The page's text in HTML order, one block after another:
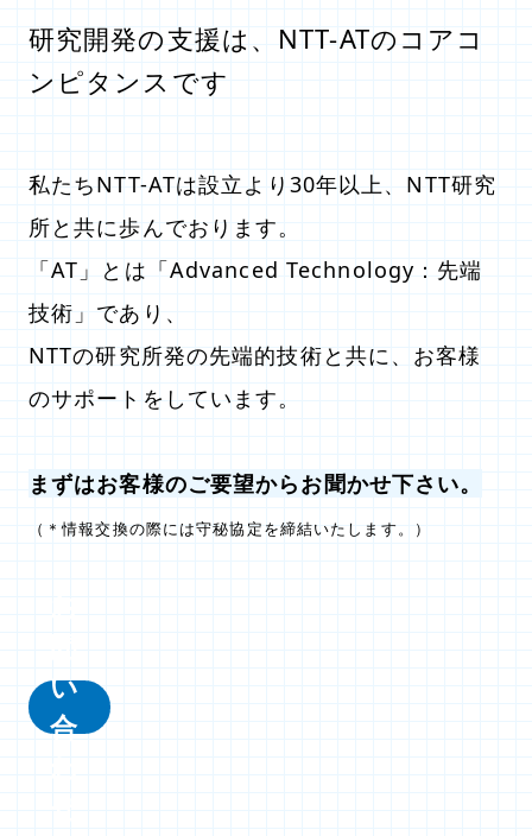
研究開発の支援は、NTT-ATのコアコ
ンピタンスです
私たちNTT-ATは設立より30年以上、NTT研究
所と共に歩んでおります。
「AT」とは「Advanced Technology：先端
技術」であり、
NTTの研究所発の先端的技術と共に、お客様
のサポートをしています。
まずはお客様のご要望からお聞かせ下さい。
（＊情報交換の際には守秘協定を締結いたします。）
い
合